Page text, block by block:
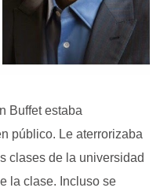
Buffet estaba
público. Le aterrorizaba
clases de la universidad
la clase. Incluso se